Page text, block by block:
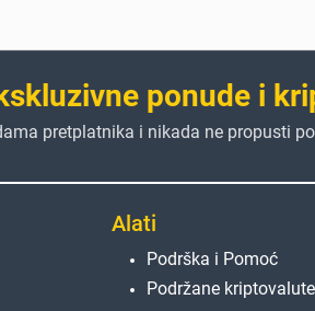
ponude i
pretplatnika i nikada ne propusti
Alati
Podrška i Pomoć
Podržane kriptovalute